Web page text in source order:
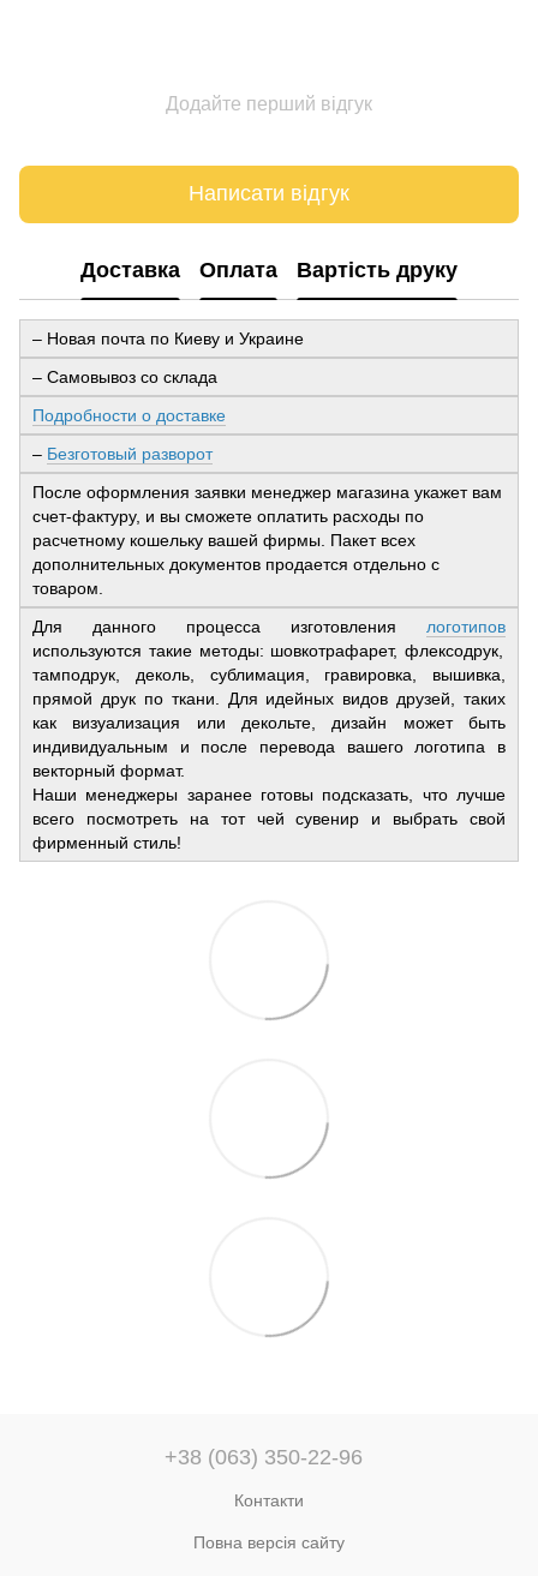
Додайте перший відгук
Написати відгук
Доставка Оплата Вартість друку
– Новая почта по Киеву и Украине
– Самовывоз со склада
Подробности о доставке
– Безготовый разворот
После оформления заявки менеджер магазина укажет вам
счет-фактуру, и вы сможете оплатить расходы по
расчетному кошельку вашей фирмы. Пакет всех
дополнительных документов продается отдельно с
товаром.
Для данного процесса изготовления логотипов
используются такие методы: шовкотрафарет, флексодрук,
тамподрук, деколь, сублимация, гравировка, вышивка,
прямой друк по ткани. Для идейных видов друзей, таких
как визуализация или декольте, дизайн может быть
индивидуальным и после перевода вашего логотипа в
векторный формат.
Наши менеджеры заранее готовы подсказать, что лучше
всего посмотреть на тот чей сувенир и выбрать свой
фирменный стиль!
+38 (063) 350-22-96
Контакти
Повна версія сайту